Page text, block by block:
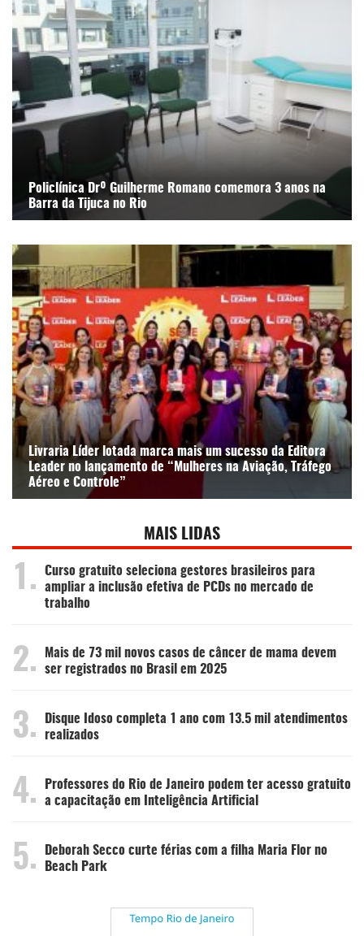
Policlínica Drº Guilherme Romano comemora 3 anos na
Barra da Tijuca no Rio
Livraria Líder lotada marca mais um sucesso da Editora
Leader no lançamento de “Mulheres na Aviação, Tráfego
Aéreo e Controle”
MAIS LIDAS
1.
Curso gratuito seleciona gestores brasileiros para
ampliar a inclusão efetiva de PCDs no mercado de
trabalho
2.
Mais de 73 mil novos casos de câncer de mama devem
ser registrados no Brasil em 2025
3.
Disque Idoso completa 1 ano com 13.5 mil atendimentos
realizados
4.
Professores do Rio de Janeiro podem ter acesso gratuito
a capacitação em Inteligência Artificial
5.
Deborah Secco curte férias com a filha Maria Flor no
Beach Park